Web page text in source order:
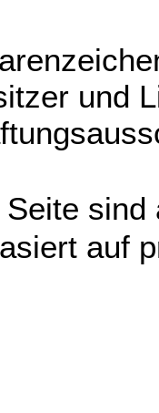
und
Seite
auf